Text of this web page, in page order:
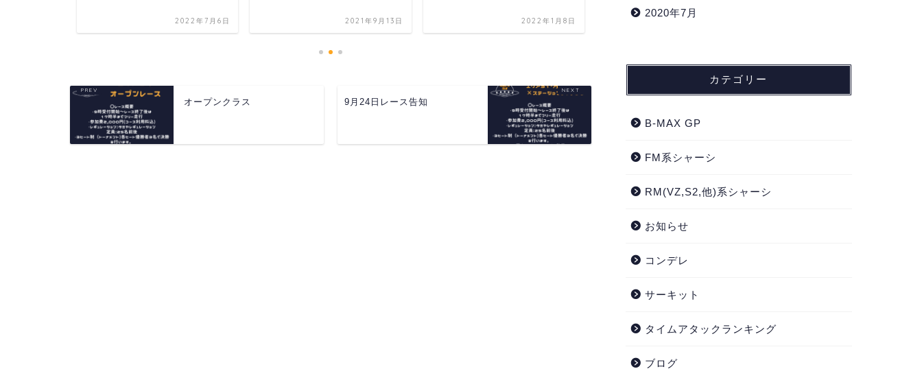
2022年7月6日 2021年9月13日 2022年1月8日 2022年7月6日
オープンクラス 9月24日レース告知
2020年7月
カテゴリー
B-MAX GP
FM系シャーシ
RM(VZ,S2,他)系シャーシ
お知らせ
コンデレ
サーキット
タイムアタックランキング
ブログ